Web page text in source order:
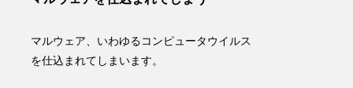
マルウェア、いわゆるコンピュータウイルス
を仕込まれてしまいます。